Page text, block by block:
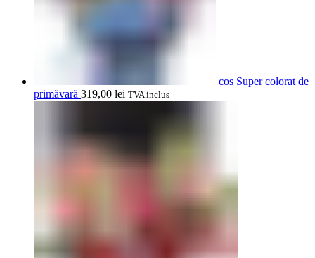
cos Super colorat de
primăvară 319,00 lei TVA inclus